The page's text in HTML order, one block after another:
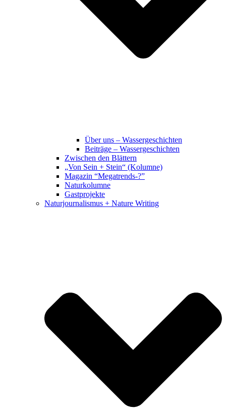
Über uns – Wassergeschichten
Beiträge – Wassergeschichten
Zwischen den Blättern
„Von Sein + Stein“ (Kolumne)
Magazin “Megatrends-?”
Naturkolumne
Gastprojekte
Naturjournalismus + Nature Writing